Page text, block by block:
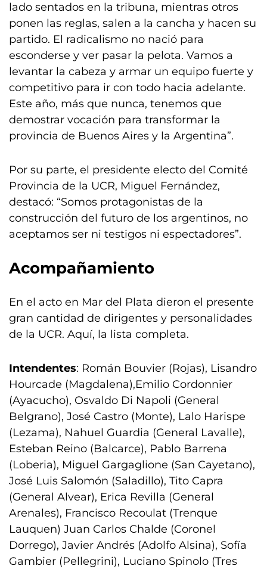
lado sentados en la tribuna, mientras otros
ponen las reglas, salen a la cancha y hacen su
partido. El radicalismo no nació para
esconderse y ver pasar la pelota. Vamos a
levantar la cabeza y armar un equipo fuerte y
competitivo para ir con todo hacia adelante.
Este año, más que nunca, tenemos que
demostrar vocación para transformar la
provincia de Buenos Aires y la Argentina”.
Por su parte, el presidente electo del Comité
Provincia de la UCR, Miguel Fernández,
destacó: “Somos protagonistas de la
construcción del futuro de los argentinos, no
aceptamos ser ni testigos ni espectadores”.
Acompañamiento
En el acto en Mar del Plata dieron el presente
gran cantidad de dirigentes y personalidades
de la UCR. Aquí, la lista completa.
Intendentes: Román Bouvier (Rojas), Lisandro
Hourcade (Magdalena),Emilio Cordonnier
(Ayacucho), Osvaldo Di Napoli (General
Belgrano), José Castro (Monte), Lalo Harispe
(Lezama), Nahuel Guardia (General Lavalle),
Esteban Reino (Balcarce), Pablo Barrena
(Loberia), Miguel Gargaglione (San Cayetano),
José Luis Salomón (Saladillo), Tito Capra
(General Alvear), Erica Revilla (General
Arenales), Francisco Recoulat (Trenque
Lauquen) Juan Carlos Chalde (Coronel
Dorrego), Javier Andrés (Adolfo Alsina), Sofía
Gambier (Pellegrini), Luciano Spinolo (Tres